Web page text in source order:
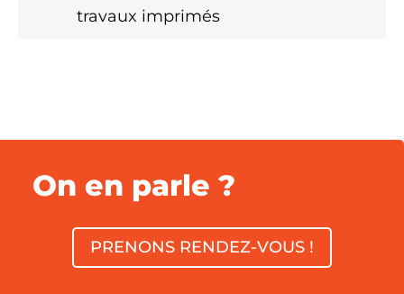
travaux imprimés
On en parle ?
PRENONS RENDEZ-VOUS !